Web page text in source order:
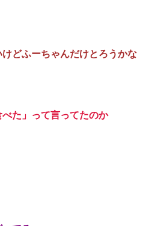
どふーちゃんだけとろうかな
た」って言ってたのか